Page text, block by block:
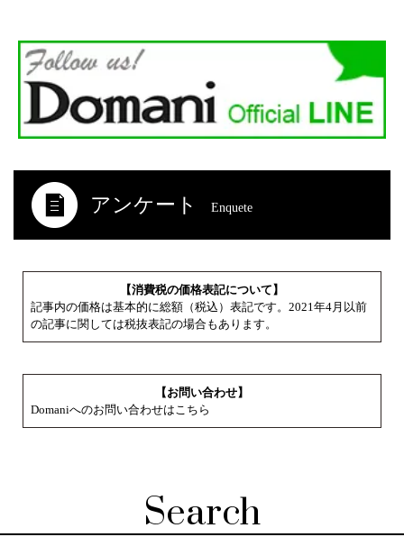
アンケート Enquete
【消費税の価格表記について】
記事内の価格は基本的に総額（税込）表記です。2021年4月以前
の記事に関しては税抜表記の場合もあります。
【お問い合わせ】
Domaniへのお問い合わせはこちら
Search